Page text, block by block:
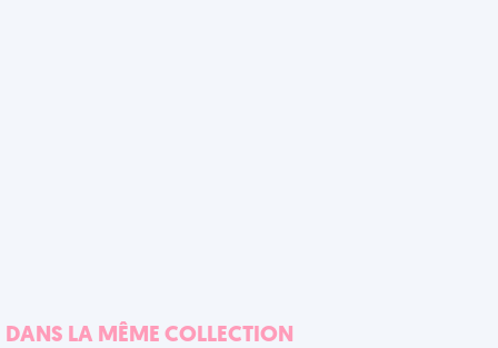
DANS LA MÊME COLLECTION